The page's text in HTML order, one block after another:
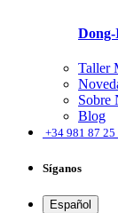
Taller
Sobre
Blog
+34 981 87 25
Síganos
Español